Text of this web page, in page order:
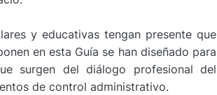
y educativas tengan presente que
en esta Guía se han diseñado para
surgen del diálogo profesional del
de control administrativo.